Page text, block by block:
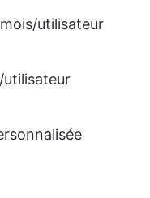
utilisateur
utilisateur